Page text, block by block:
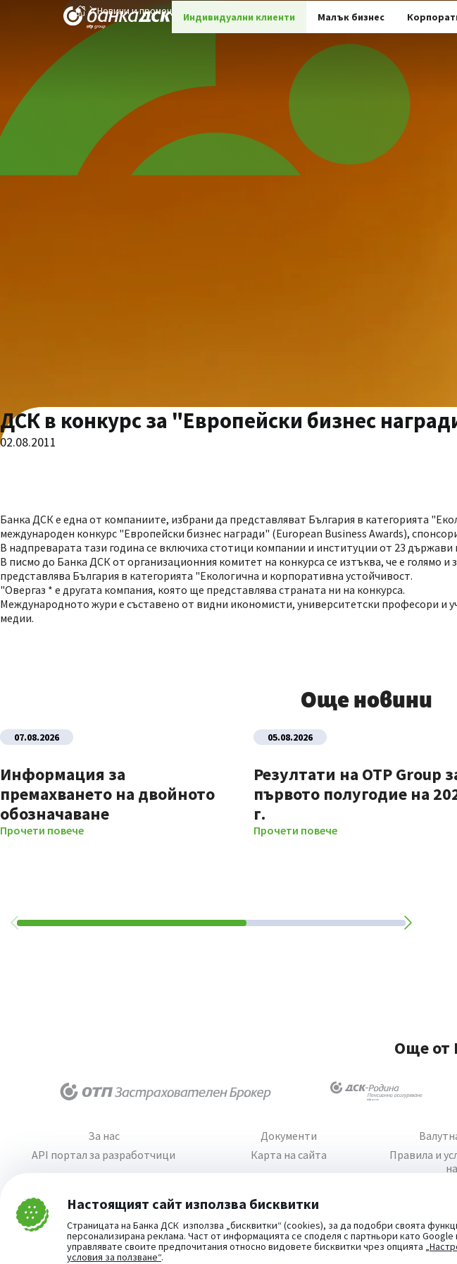
Затвори Настоящият сайт използва бисквитки
Страницата на Банка ДСК използва „бисквитки“ (cookies), за да подобри своята
персонализирана реклама. Част от информацията се споделя с партньори като
управлявате своите предпочитания относно видовете бисквитки чрез опцията
условия за ползване“.
Индивидуални клиенти Малък бизнес
Новини и промоции
ДСК в конкурс за "Европейски бизнес
02.08.2011
Банка ДСК е една от компаниите, избрани да представляват България в категорията
международен конкурс "Европейски бизнес награди" (European Business Awards),
В надпреварата тази година се включиха стотици компании и институции от 23 държави
В писмо до Банка ДСК от организационния комитет на конкурса се изтъква, че е голямо
представлява България в категорията "Екологична и корпоративна устойчивост.
"Овергаз * е другата компания, която ще представлява страната ни на конкурса.
Международното жури е съставено от видни икономисти, университетски професори и
медии.
Още новини
07.08.2026
Информация за
премахването на двойното
обозначаване
Прочети повече
05.08.2026
Резултати на OTP Group
първото полугодие на
г.
Прочети повече
Още от
За нас
API портал за разработчици
Документи
Карта на сайта
Правила и
Cookie consent change